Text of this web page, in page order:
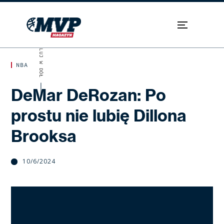
NBA
DeMar DeRozan: Po
prostu nie lubię Dillona
Brooksa
10/6/2024
SKROLUJ W DÓŁ